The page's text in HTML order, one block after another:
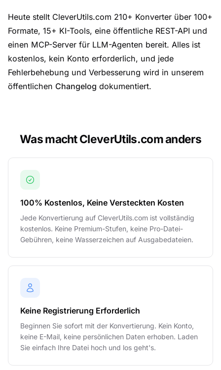
Heute stellt CleverUtils.com 210+ Konverter über 100+
Formate, 15+ KI-Tools, eine öffentliche REST-API und
einen MCP-Server für LLM-Agenten bereit. Alles ist
kostenlos, kein Konto erforderlich, und jede
Fehlerbehebung und Verbesserung wird in unserem
öffentlichen Changelog dokumentiert.
Was macht CleverUtils.com anders
100% Kostenlos, Keine Versteckten Kosten
Jede Konvertierung auf CleverUtils.com ist vollständig
kostenlos. Keine Premium-Stufen, keine Pro-Datei-
Gebühren, keine Wasserzeichen auf Ausgabedateien.
Keine Registrierung Erforderlich
Beginnen Sie sofort mit der Konvertierung. Kein Konto,
keine E-Mail, keine persönlichen Daten erhoben. Laden
Sie einfach Ihre Datei hoch und los geht's.